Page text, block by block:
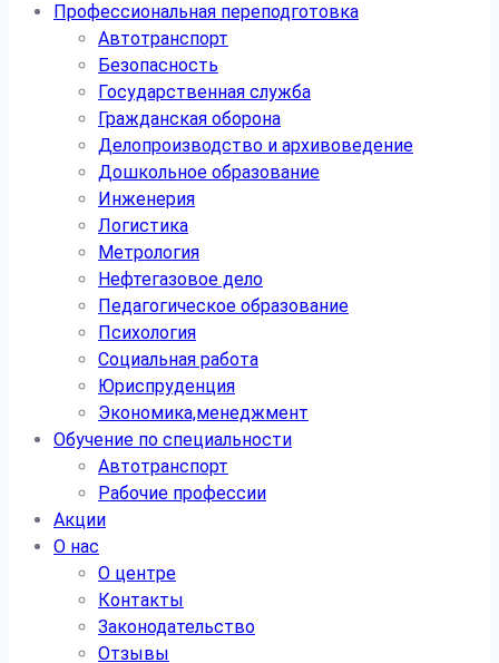
Профессиональная переподготовка
Автотранспорт
Безопасность
Государственная служба
Гражданская оборона
Делопроизводство и архивоведение
Дошкольное образование
Инженерия
Логистика
Метрология
Нефтегазовое дело
Педагогическое образование
Психология
Социальная работа
Юриспруденция
Экономика,менеджмент
Обучение по специальности
Автотранспорт
Рабочие профессии
Акции
О нас
О центре
Контакты
Законодательство
Отзывы